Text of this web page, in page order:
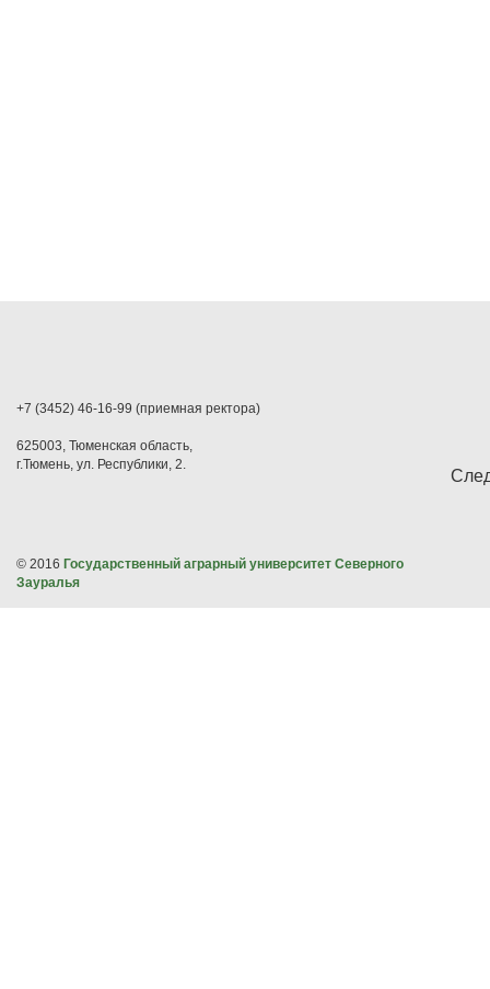
+7 (3452) 46-16-99 (приемная ректора)
625003, Тюменская область,
г.Тюмень, ул. Республики, 2.
© 2016 Государственный аграрный университет Северного
Зауралья